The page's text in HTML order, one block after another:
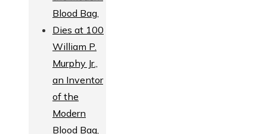
William P.
Murphy Jr.,
an Inventor
of the
Modern
Blood Bag,